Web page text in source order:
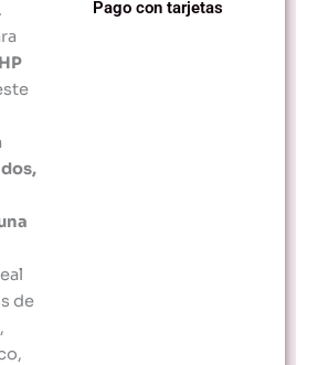
.
de
Pago con tarjetas